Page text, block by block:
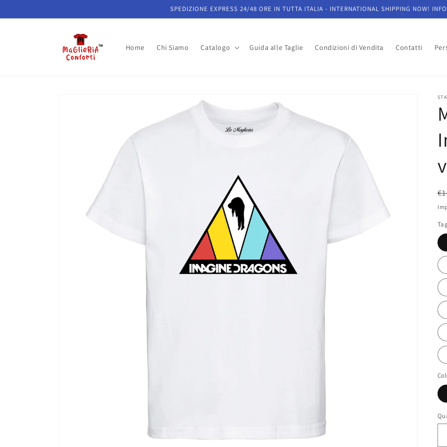
ai contenuti
SPEDIZIONE EXPRESS 24/48 ORE IN TUTTA ITALIA - INTERNATIONAL SHIPPING NOW!
Home Chi Siamo Catalogo Guida alle Taglie Condizioni di Vendita Contatti
di